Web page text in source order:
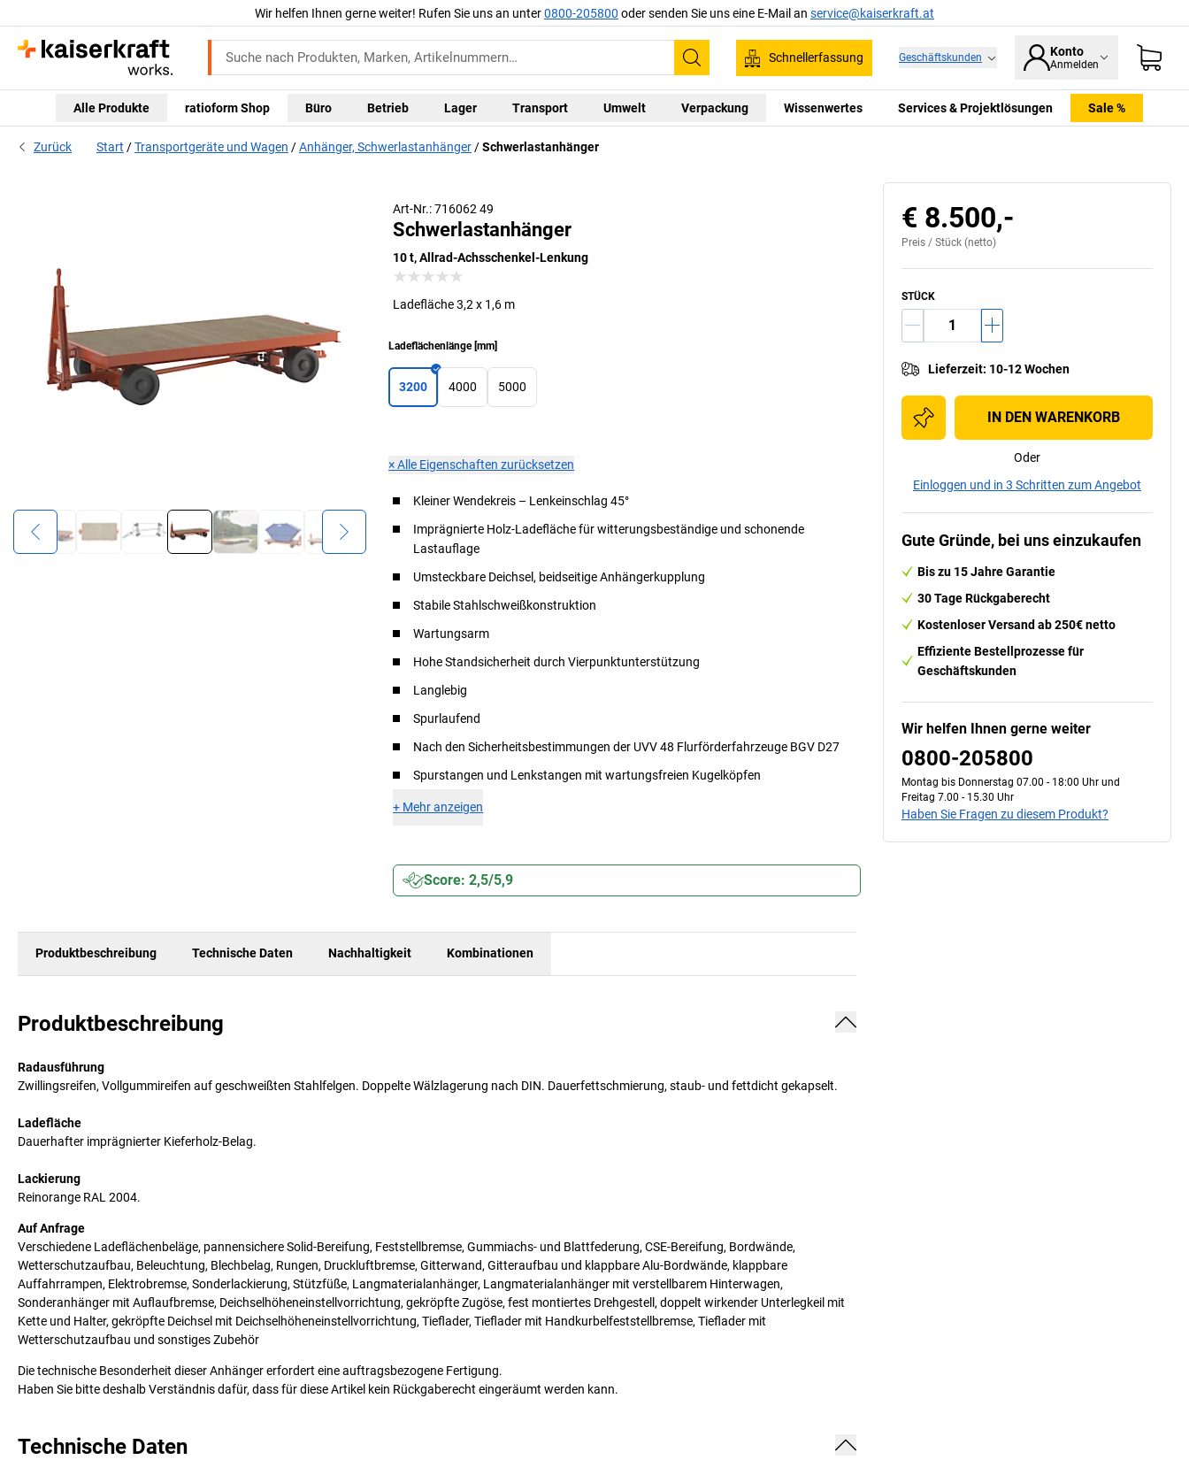
Wir helfen Ihnen gerne weiter! Rufen Sie uns an unter0800-205800 oder senden Sie uns eine E-Mail an service@kaiserkraft.at
Suchen
Schnellerfassung Geschäftskunden Konto
Anmelden
Alle Produkte ratioform Shop Büro Betrieb Lager Transport Umwelt Verpackung Wissenwertes Services & Projektlösungen Sale %
Zurück Start Transportgeräte und Wagen Anhänger, Schwerlastanhänger Schwerlastanhänger
Art-Nr.: 716062 49
Schwerlastanhänger
10 t, Allrad-Achsschenkel-Lenkung
Ladefläche 3,2 x 1,6 m
Ladeflächenlänge[mm]
3200 4000 5000
×Alle Eigenschaften zurücksetzen
Kleiner Wendekreis – Lenkeinschlag 45°
Imprägnierte Holz-Ladefläche für witterungsbeständige und schonende
Lastauflage
Umsteckbare Deichsel, beidseitige Anhängerkupplung
Stabile Stahlschweißkonstruktion
Wartungsarm
Hohe Standsicherheit durch Vierpunktunterstützung
Langlebig
Spurlaufend
Nach den Sicherheitsbestimmungen der UVV 48 Flurförderfahrzeuge BGV D27
Spurstangen und Lenkstangen mit wartungsfreien Kugelköpfen
+ Mehr anzeigen
Score: 2,5/5,9
Anwendungsbeispiel
Produktbeschreibung Technische Daten Nachhaltigkeit Kombinationen
Produktbeschreibung
Radausführung
Zwillingsreifen, Vollgummireifen auf geschweißten Stahlfelgen. Doppelte Wälzlagerung nach DIN. Dauerfettschmierung, staub- und fettdicht gekapselt.
Ladefläche
Dauerhafter imprägnierter Kieferholz-Belag.
Lackierung
Reinorange RAL 2004.
Auf Anfrage
Verschiedene Ladeflächenbeläge, pannensichere Solid-Bereifung, Feststellbremse, Gummiachs- und Blattfederung, CSE-Bereifung, Bordwände,
Wetterschutzaufbau, Beleuchtung, Blechbelag, Rungen, Druckluftbremse, Gitterwand, Gitteraufbau und klappbare Alu-Bordwände, klappbare
Auffahrrampen, Elektrobremse, Sonderlackierung, Stützfüße, Langmaterialanhänger, Langmaterialanhänger mit verstellbarem Hinterwagen,
Sonderanhänger mit Auflaufbremse, Deichselhöheneinstellvorrichtung, gekröpfte Zugöse, fest montiertes Drehgestell, doppelt wirkender Unterlegkeil mit
Kette und Halter, gekröpfte Deichsel mit Deichselhöheneinstellvorrichtung, Tieflader, Tieflader mit Handkurbelfeststellbremse, Tieflader mit
Wetterschutzaufbau und sonstiges Zubehör
Die technische Besonderheit dieser Anhänger erfordert eine auftragsbezogene Fertigung.
Haben Sie bitte deshalb Verständnis dafür, dass für diese Artikel kein Rückgaberecht eingeräumt werden kann.
Technische Daten
€ 8.500,-
Preis / Stück (netto)
STÜCK
Lieferzeit: 10-12 Wochen
IN DEN WARENKORB
Oder
Einloggen und in 3 Schritten zum Angebot
Gute Gründe, bei uns einzukaufen
Bis zu 15 Jahre Garantie
30 Tage Rückgaberecht
Kostenloser Versand ab 250€ netto
Effiziente Bestellprozesse für
Geschäftskunden
Wir helfen Ihnen gerne weiter
0800-205800
Montag bis Donnerstag 07.00 - 18:00 Uhr und
Freitag 7.00 - 15.30 Uhr
Haben Sie Fragen zu diesem Produkt?